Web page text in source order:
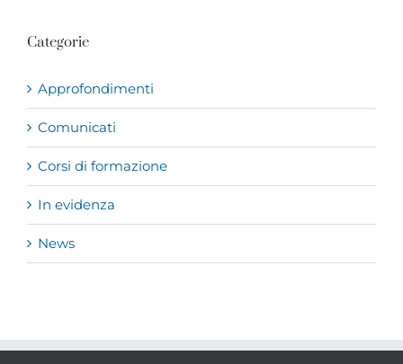
Categorie
Approfondimenti
Comunicati
Corsi di formazione
In evidenza
News